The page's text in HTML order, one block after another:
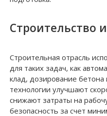
Строительство
Строительная отрасль
для таких задач, как
клад, дозирование бетона
технологии улучшают
снижают затраты на
безопасность за счет